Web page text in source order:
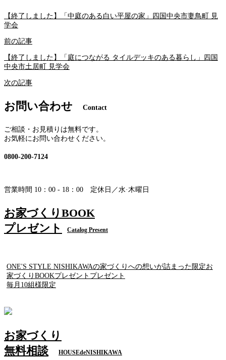
【終了しました】「中庭のある白い平屋の家」四国中央市妻鳥町 見
学会
前の記事
【終了しました】「庭につながる タイルデッキのある暮らし」四国
中央市土居町 見学会
次の記事
お問い合わせ Contact
ご相談・お見積りは無料です。
お気軽にお問い合わせください。
0800-200-7124
営業時間 10：00 - 18：00 定休日／水·木曜日
お家づくりBOOK
プレゼント
Catalog Present
ONE'S STYLE NISHIKAWAの家づくりへの想いが詰まった限定お
家づくりBOOKプレゼントプレゼント
毎月10組様限定
お家づくり
無料相談
HOUSEdeNISHIKAWA